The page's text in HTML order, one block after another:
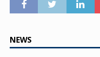
NEWS